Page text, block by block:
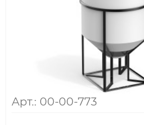
Арт.: 00-00-773